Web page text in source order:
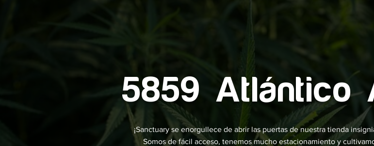
5859 Atlántico
¡Sanctuary se enorgullece de abrir las puertas de nuestra tienda
Somos de fácil acceso, tenemos mucho estacionamiento y